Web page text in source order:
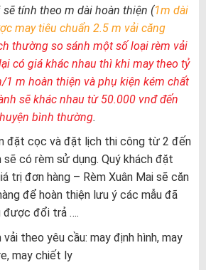
tính theo m dài hoàn thiện (1m dài
may tiêu chuẩn 2.5 m vải căng
thường so sánh một số loại rèm vải
có giá khác nhau thì khi may theo tỷ
1 m hoàn thiện và phụ kiện kém chất
sẽ khác nhau từ 50.000 vnđ đến
bình thường.
đặt cọc và đặt lịch thi công từ 2 đến
sẽ có rèm sử dụng. Quý khách đặt
trị đơn hàng – Rèm Xuân Mai sẽ căn
để hoàn thiện lưu ý các mẫu đã
được đổi trả ….
theo yêu cầu: may định hình, may
may chiết ly